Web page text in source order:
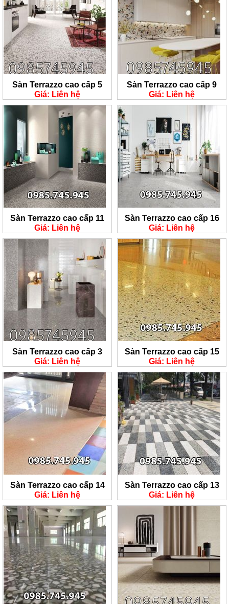
Sàn Terrazzo cao cấp 5
Giá: Liên hệ
Sàn Terrazzo cao cấp 9
Giá: Liên hệ
Sàn Terrazzo cao cấp 11
Giá: Liên hệ
Sàn Terrazzo cao cấp 16
Giá: Liên hệ
Sàn Terrazzo cao cấp 3
Giá: Liên hệ
Sàn Terrazzo cao cấp 15
Giá: Liên hệ
Sàn Terrazzo cao cấp 14
Giá: Liên hệ
Sàn Terrazzo cao cấp 13
Giá: Liên hệ